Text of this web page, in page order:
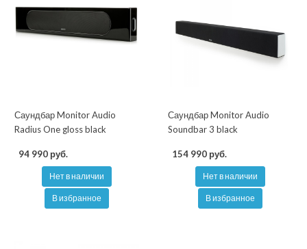
Саундбар Monitor Audio
Radius One gloss black
94 990 руб.
Нет в наличии
В избранное
Саундбар Monitor Audio
Soundbar 3 black
154 990 руб.
Нет в наличии
В избранное